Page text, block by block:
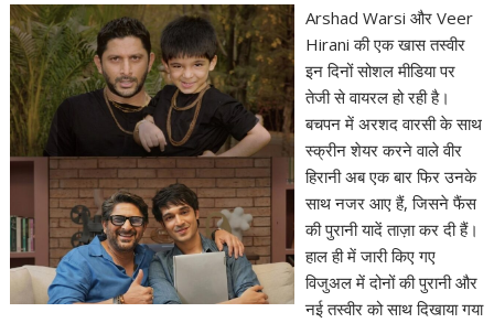
Arshad Warsi और Veer
Hirani की एक खास तस्वीर
इन दिनों सोशल मीडिया पर
तेजी से वायरल हो रही है।
बचपन में अरशद वारसी के साथ
स्क्रीन शेयर करने वाले वीर
हिरानी अब एक बार फिर उनके
साथ नजर आए हैं, जिसने फैंस
की पुरानी यादें ताज़ा कर दी हैं।
हाल ही में जारी किए गए
विजुअल में दोनों की पुरानी और
नई तस्वीर को साथ दिखाया गया